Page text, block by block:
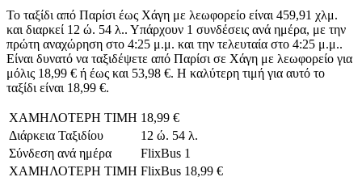
Το ταξίδι από Παρίσι έως Χάγη με λεωφορείο είναι 459,91 χλμ.
και διαρκεί 12 ώ. 54 λ.. Υπάρχουν 1 συνδέσεις ανά ημέρα, με την
πρώτη αναχώρηση στο 4:25 μ.μ. και την τελευταία στο 4:25 μ.μ..
Είναι δυνατό να ταξιδέψετε από Παρίσι σε Χάγη με λεωφορείο για
μόλις 18,99 € ή έως και 53,98 €. Η καλύτερη τιμή για αυτό το
ταξίδι είναι 18,99 €.
ΧΑΜΗΛΟΤΕΡΗ ΤΙΜΗ 18,99 €
Διάρκεια Ταξιδίου
12 ώ. 54 λ.
Σύνδεση ανά ημέρα
FlixBus 1
ΧΑΜΗΛΟΤΕΡΗ ΤΙΜΗ FlixBus 18,99 €